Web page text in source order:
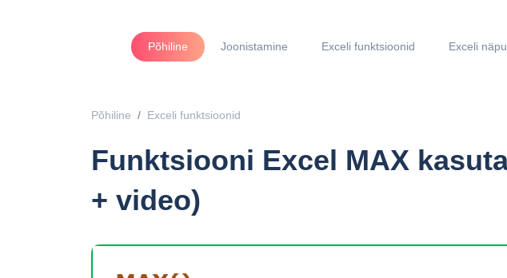
Põhiline Joonistamine Exceli funktsioonid Exceli
Põhiline Exceli funktsioonid
Funktsiooni Excel MAX
+ video)